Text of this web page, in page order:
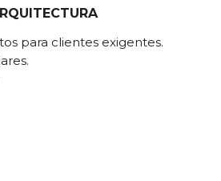
para clientes exigentes.